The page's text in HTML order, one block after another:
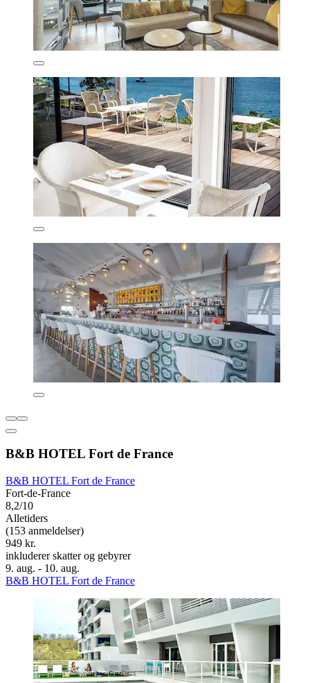
B&B HOTEL Fort de France
B&B HOTEL Fort de France
Fort-de-France
8,2/10
Alletiders
(153 anmeldelser)
949 kr.
inkluderer skatter og gebyrer
9. aug. - 10. aug.
B&B HOTEL Fort de France